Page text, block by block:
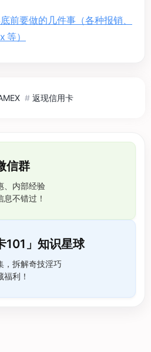
前要做的几件事（各种报销、
等）
# 返现信用卡
信群
、内部经验
息不错过！
101」知识星球
，拆解奇技淫巧
福利！